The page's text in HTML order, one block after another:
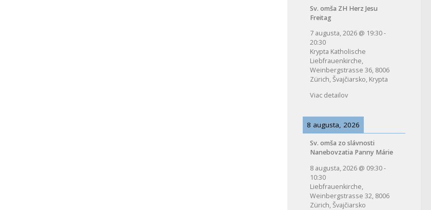
Sv. omša ZH Herz Jesu
Freitag
7 augusta, 2026 @ 19:30-
20:30
Krypta Katholische
Liebfrauenkirche,
Weinbergstrasse 36, 8006
Zürich, Švajčiarsko, Krypta
Viac detailov
8 augusta, 2026
Sv. omša zo slávnosti
Nanebovzatia Panny Márie
8 augusta, 2026 @ 09:30-
10:30
Liebfrauenkirche,
Weinbergstrasse 32, 8006
Zürich, Švajčiarsko